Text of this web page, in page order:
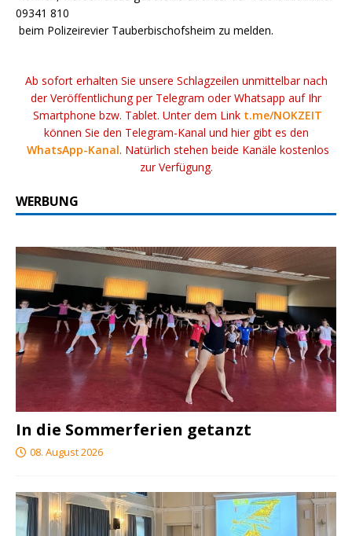
09341 810
beim Polizeirevier Tauberbischofsheim zu melden.
Ab sofort erhalten Sie unsere Schlagzeilen unmittelbar nach
der Veröffentlichung per Telegram oder Whatsapp auf Ihr
Smartphone bzw. Tablet. Unter dem Link t.me/NOKZEIT
können Sie den Telegram-Kanal und hier gibt es den
WhatsApp-Kanal. Natürlich stehen beide Kanäle kostenlos
zur Verfügung.
WERBUNG
In die Sommerferien getanzt
08. August 2026